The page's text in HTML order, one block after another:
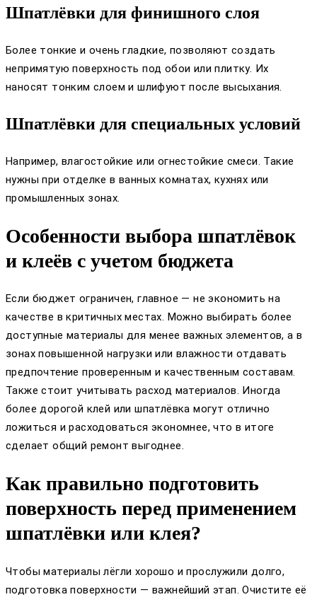
Шпатлёвки для финишного слоя
Более тонкие и очень гладкие, позволяют создать
непримятую поверхность под обои или плитку. Их
наносят тонким слоем и шлифуют после высыхания.
Шпатлёвки для специальных условий
Например, влагостойкие или огнестойкие смеси. Такие
нужны при отделке в ванных комнатах, кухнях или
промышленных зонах.
Особенности выбора шпатлёвок
и клеёв с учетом бюджета
Если бюджет ограничен, главное — не экономить на
качестве в критичных местах. Можно выбирать более
доступные материалы для менее важных элементов, а в
зонах повышенной нагрузки или влажности отдавать
предпочтение проверенным и качественным составам.
Также стоит учитывать расход материалов. Иногда
более дорогой клей или шпатлёвка могут отлично
ложиться и расходоваться экономнее, что в итоге
сделает общий ремонт выгоднее.
Как правильно подготовить
поверхность перед применением
шпатлёвки или клея?
Чтобы материалы лёгли хорошо и прослужили долго,
подготовка поверхности — важнейший этап. Очистите её